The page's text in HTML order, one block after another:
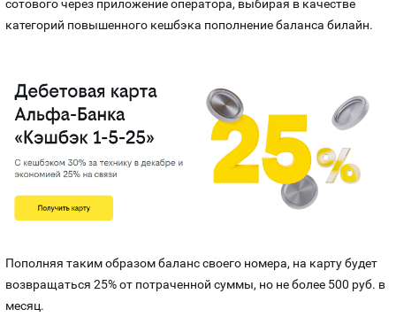
сотового через приложение оператора, выбирая в качестве
категорий повышенного кешбэка пополнение баланса билайн.
Пополняя таким образом баланс своего номера, на карту будет
возвращаться 25% от потраченной суммы, но не более 500 руб. в
месяц.